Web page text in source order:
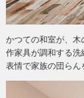
かつての和室が、
作家具が調和する
表情で家族の団らん